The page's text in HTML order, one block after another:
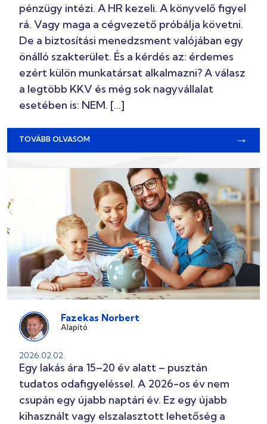
pénzügy intézi. A HR kezeli. A könyvelő figyel
rá. Vagy maga a cégvezető próbálja követni.
De a biztosítási menedzsment valójában egy
önálló szakterület. És a kérdés az: érdemes
ezért külön munkatársat alkalmazni? A válasz
a legtöbb KKV és még sok nagyvállalat
esetében is: NEM. […]
TOVÁBB OLVASOM →
Fazekas Norbert
Alapító
2026.02.02.
Egy lakás ára 15–20 év alatt – pusztán
tudatos odafigyeléssel. A 2026-os év nem
csupán egy újabb naptári év. Ez egy újabb
kihasznált vagy elszalasztott lehetőség a